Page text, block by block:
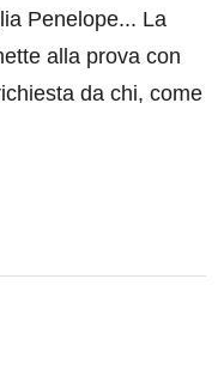
Penelope... La
alla prova con
da chi, come